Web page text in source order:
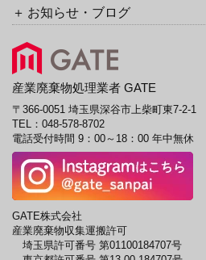
お知らせ・ブログ
産業廃棄物処理業者 GATE
〒366-0051 埼玉県深谷市上柴町東7-2-1
TEL： 048-578-8702
電話受付時間 9：00～18：00 年中無休
GATE株式会社
産業廃棄物収集運搬許可
埼玉県許可番号 第01100184707号